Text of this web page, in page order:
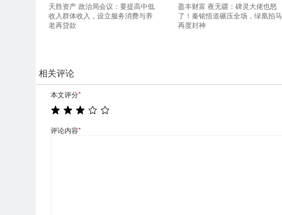
天胜资产 政治局会议：要提高中低
收入群体收入，设立服务消费与养
老再贷款
盈丰财富 夜无疆：碑灵大佬也怒
了！秦铭悟道碾压全场，绿凰拍马
再度封神
相关评论
本文评分*
评论内容*